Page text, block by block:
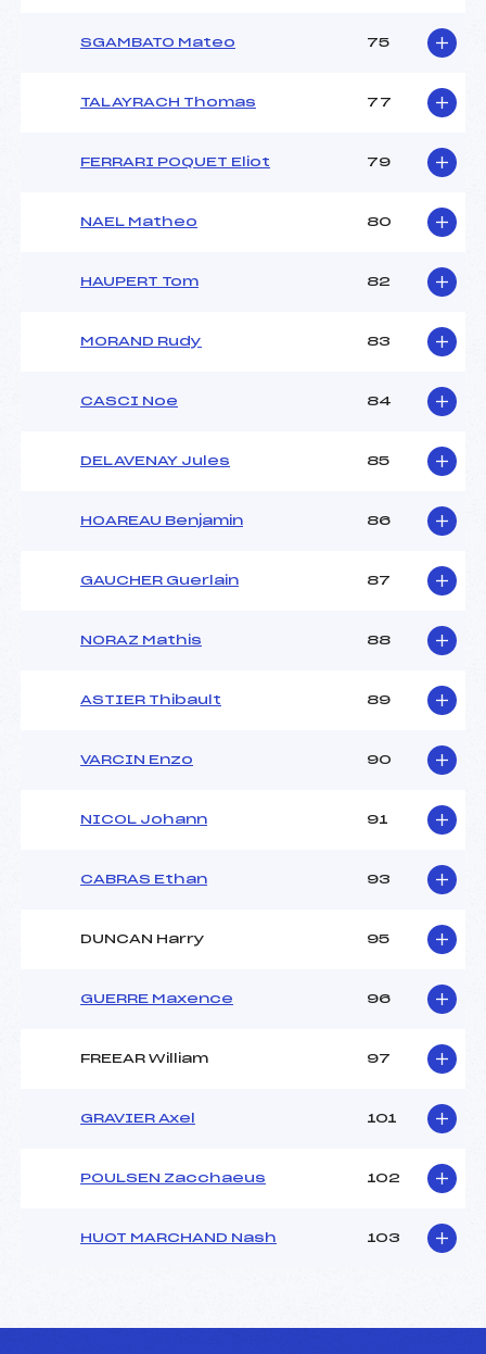
SGAMBATO Mateo 75
TALAYRACH Thomas 77
FERRARI POQUET Eliot 79
NAEL Matheo 80
HAUPERT Tom 82
MORAND Rudy 83
CASCI Noe 84
DELAVENAY Jules 85
HOAREAU Benjamin 86
GAUCHER Guerlain 87
NORAZ Mathis 88
ASTIER Thibault 89
VARCIN Enzo 90
NICOL Johann 91
CABRAS Ethan 93
DUNCAN Harry 95
GUERRE Maxence 96
FREEAR William 97
GRAVIER Axel 101
POULSEN Zacchaeus 102
HUOT MARCHAND Nash 103